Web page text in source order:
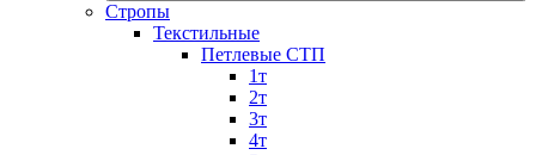
Стропы
Текстильные
Петлевые СТП
1т
2т
3т
4т